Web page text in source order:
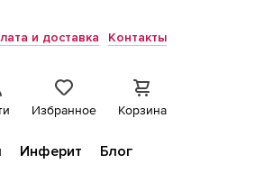
и доставка Контакты
Избранное Корзина
Инферит
Блог